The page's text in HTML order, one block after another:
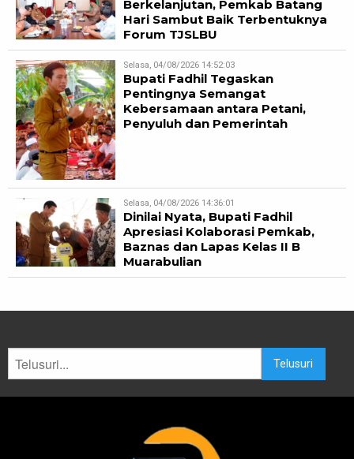
Berkelanjutan, Pemkab Batang
Hari Sambut Baik Terbentuknya
Forum TJSLBU
Selasa, 04/08/2026 14:52:03
Bupati Fadhil Tegaskan
Pentingnya Semangat
Kebersamaan antara Petani,
Penyuluh dan Pemerintah
Selasa, 04/08/2026 14:36:01
Dinilai Nyata, Bupati Fadhil
Apresiasi Kolaborasi Pemkab,
Baznas dan Lapas Kelas II B
Muarabulian
Telusuri